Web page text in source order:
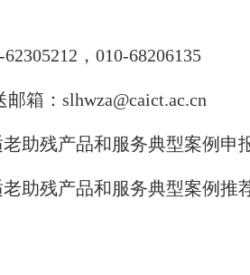
，010-68206135
：slhwza@caict.ac.cn
残产品和服务典型案例申
品和服务典型案例推荐